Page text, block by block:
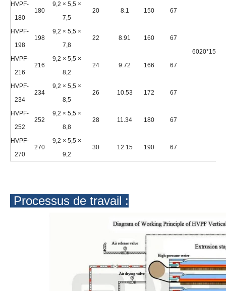
6020*1500
HVPF-
180
180
9,2 × 5,5 ×
7,5
20 8.1 150 67
HVPF-
198
198
9,2 × 5,5 ×
7,8
22 8.91 160 67
HVPF-
216
216
9,2 × 5,5 ×
8,2
24 9.72 166 67
HVPF-
234
234
9,2 × 5,5 ×
8,5
26 10.53 172 67
HVPF-
252
252
9,2 × 5,5 ×
8,8
28 11.34 180 67
HVPF-
270
270
9,2 × 5,5 ×
9,2
30 12.15 190 67
Processus de travail :